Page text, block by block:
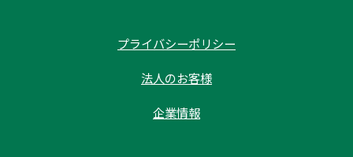
プライバシーポリシー
法人のお客様
企業情報